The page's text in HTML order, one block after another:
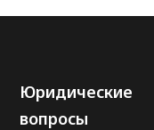
Юридические
вопросы